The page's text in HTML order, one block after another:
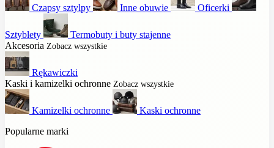
Czapsy sztylpy Inne obuwie Oficerki
Sztyblety
Termobuty i buty stajenne
Akcesoria Zobacz wszystkie
Rękawiczki
Kaski i kamizelki ochronne Zobacz wszystkie
Kamizelki ochronne
Kaski ochronne
Popularne marki